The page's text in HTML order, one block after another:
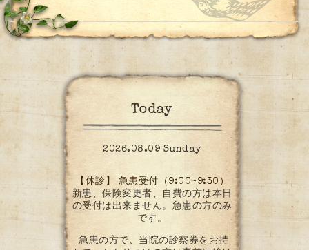
Today
2026.08.09 Sunday
【休診】 急患受付（9:00~9:30）
新患、保険変更者、自費の方は本日
の受付は出来ません。急患の方のみ
です。
急患の方で、当院の診察券をお持